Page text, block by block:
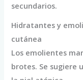
secundarios.
Hidratantes y
cutánea
Los emolientes
brotes. Se sugiere